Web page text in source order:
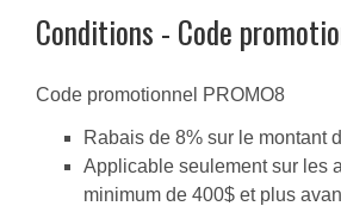
Conditions - Code
Code promotionnel PROMO8
Rabais de 8% sur le montant
Applicable seulement sur les
minimum de 400$ et plus